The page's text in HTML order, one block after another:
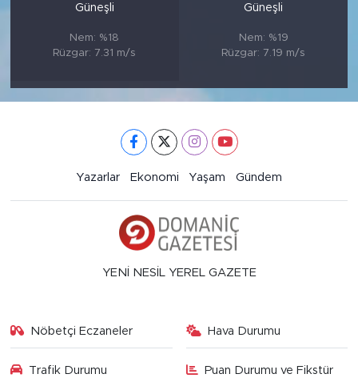
Güneşli
Nem: %18
Rüzgar: 7.31 m/s
Güneşli
Nem: %19
Rüzgar: 7.19 m/s
Yazarlar Ekonomi Yaşam Gündem
YENİ NESİL YEREL GAZETE
Nöbetçi Eczaneler Hava Durumu
Trafik Durumu Puan Durumu ve Fikstür